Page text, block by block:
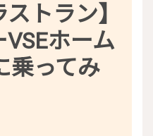
トラン】
ホーム
乗ってみ